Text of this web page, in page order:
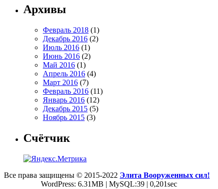
Архивы
Февраль 2018 (1)
Декабрь 2016 (2)
Июль 2016 (1)
Июнь 2016 (2)
Май 2016 (1)
Апрель 2016 (4)
Март 2016 (7)
Февраль 2016 (11)
Январь 2016 (12)
Декабрь 2015 (5)
Ноябрь 2015 (3)
Счётчик
Все права защищены © 2015-2022 Элита Вооруженных сил!
WordPress: 6.31MB | MySQL:39 | 0,201sec